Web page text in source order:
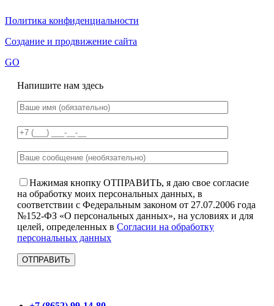
Политика конфиденциальности
Создание и продвижение сайта
GO
Напишите нам здесь
Нажимая кнопку ОТПРАВИТЬ, я даю свое согласие
на обработку моих персональных данных, в
соответствии с Федеральным законом от 27.07.2006 года
№152-ФЗ «О персональных данных», на условиях и для
целей, определенных в Согласии на обработку
персональных данных